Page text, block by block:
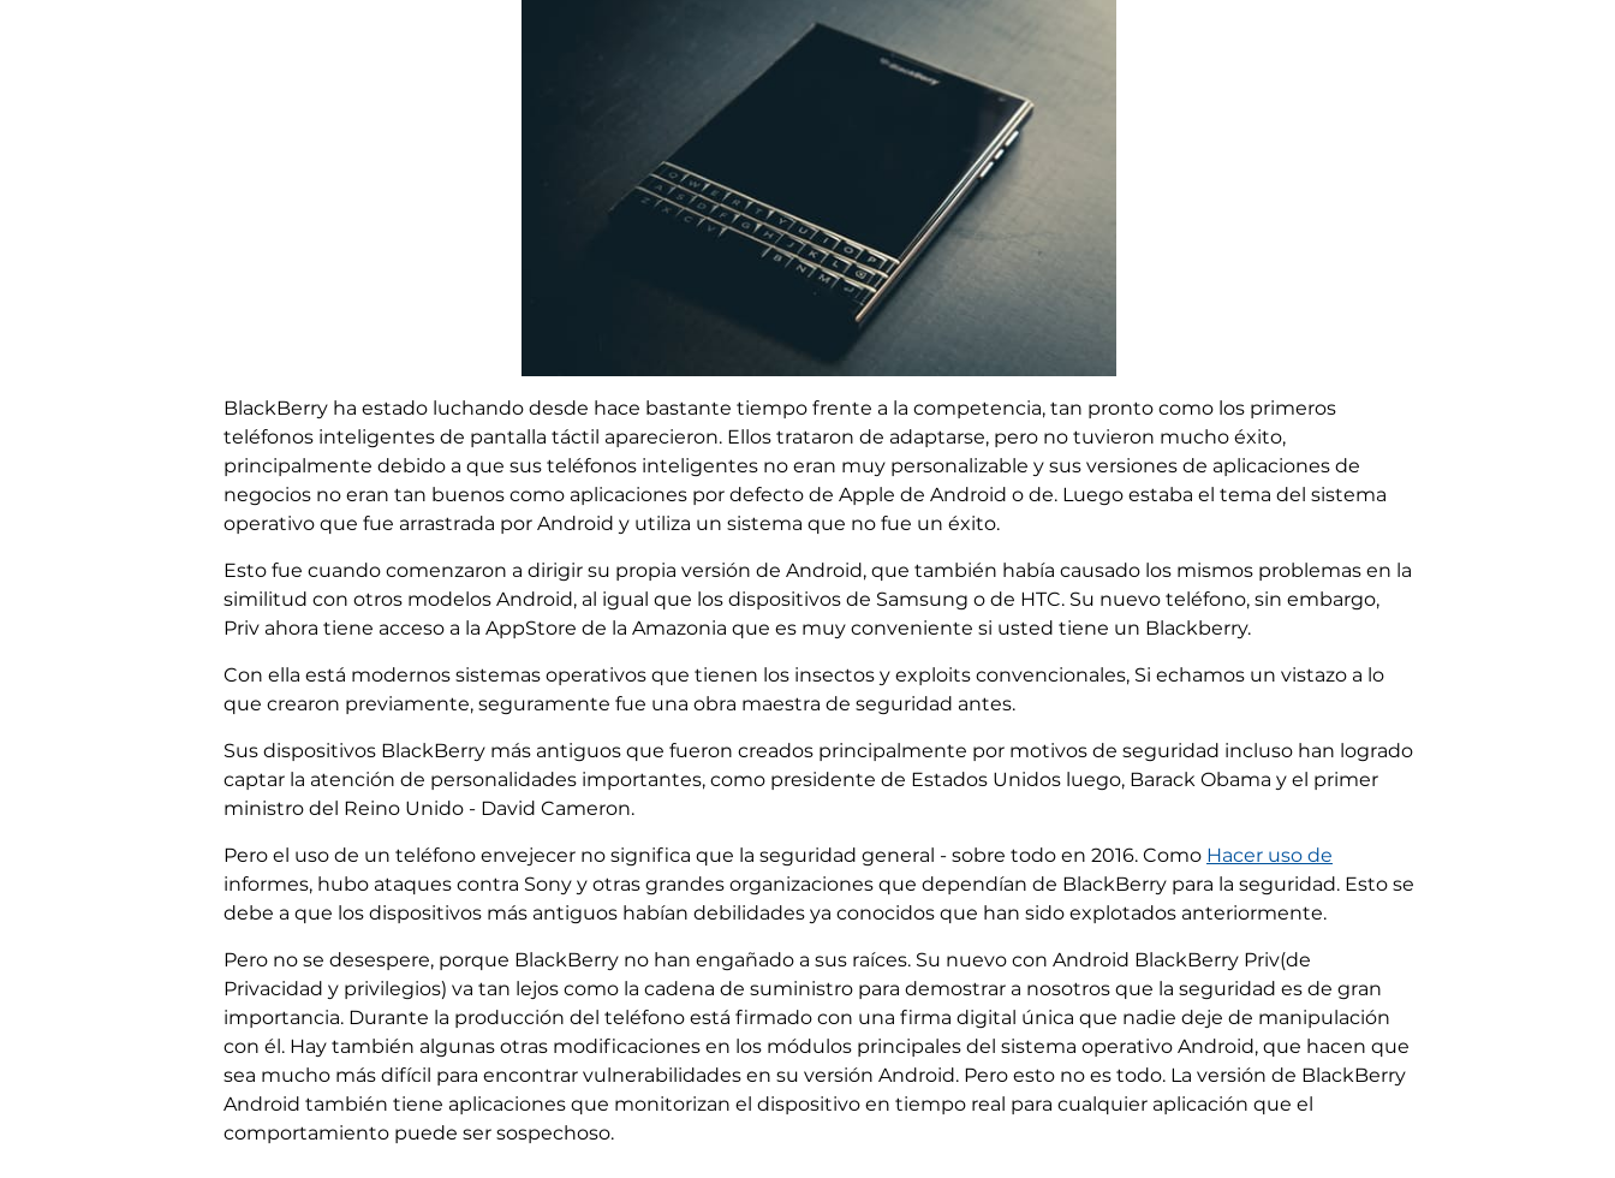
BlackBerry ha estado luchando desde hace bastante tiempo frente a la competencia, tan pronto como los primeros
teléfonos inteligentes de pantalla táctil aparecieron. Ellos trataron de adaptarse, pero no tuvieron mucho éxito,
principalmente debido a que sus teléfonos inteligentes no eran muy personalizable y sus versiones de aplicaciones de
negocios no eran tan buenos como aplicaciones por defecto de Apple de Android o de. Luego estaba el tema del sistema
operativo que fue arrastrada por Android y utiliza un sistema que no fue un éxito.
Esto fue cuando comenzaron a dirigir su propia versión de Android, que también había causado los mismos problemas en la
similitud con otros modelos Android, al igual que los dispositivos de Samsung o de HTC. Su nuevo teléfono, sin embargo,
Priv ahora tiene acceso a la AppStore de la Amazonia que es muy conveniente si usted tiene un Blackberry.
Con ella está modernos sistemas operativos que tienen los insectos y exploits convencionales, Si echamos un vistazo a lo
que crearon previamente, seguramente fue una obra maestra de seguridad antes.
Sus dispositivos BlackBerry más antiguos que fueron creados principalmente por motivos de seguridad incluso han logrado
captar la atención de personalidades importantes, como presidente de Estados Unidos luego, Barack Obama y el primer
ministro del Reino Unido - David Cameron.
Pero el uso de un teléfono envejecer no significa que la seguridad general - sobre todo en 2016. Como Hacer uso de
informes, hubo ataques contra Sony y otras grandes organizaciones que dependían de BlackBerry para la seguridad. Esto se
debe a que los dispositivos más antiguos habían debilidades ya conocidos que han sido explotados anteriormente.
Pero no se desespere, porque BlackBerry no han engañado a sus raíces. Su nuevo con Android BlackBerry Priv(de
Privacidad y privilegios) va tan lejos como la cadena de suministro para demostrar a nosotros que la seguridad es de gran
importancia. Durante la producción del teléfono está firmado con una firma digital única que nadie deje de manipulación
con él. Hay también algunas otras modificaciones en los módulos principales del sistema operativo Android, que hacen que
sea mucho más difícil para encontrar vulnerabilidades en su versión Android. Pero esto no es todo. La versión de BlackBerry
Android también tiene aplicaciones que monitorizan el dispositivo en tiempo real para cualquier aplicación que el
comportamiento puede ser sospechoso.